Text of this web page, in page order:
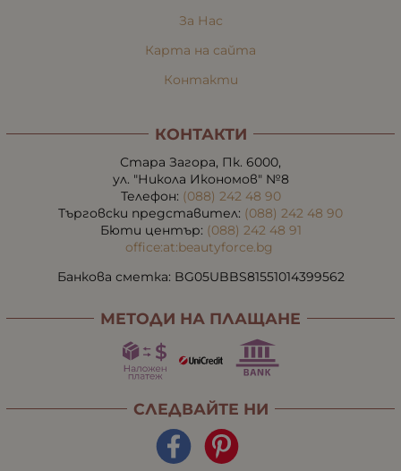
За Нас
Карта на сайта
Контакти
КОНТАКТИ
Стара Загора, Пк. 6000,
ул. "Никола Икономов" №8
Телефон: (088) 242 48 90
Търговски представител: (088) 242 48 90
Бюти център: (088) 242 48 91
office:at:beautyforce.bg
Банкова сметка: BG05UBBS81551014399562
МЕТОДИ НА ПЛАЩАНЕ
СЛЕДВАЙТЕ НИ